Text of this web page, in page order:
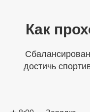
Как
достичь